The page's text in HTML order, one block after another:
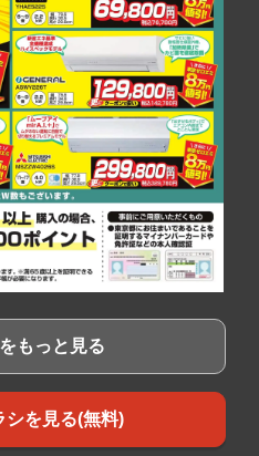
もっと見る
シを見る(無料)